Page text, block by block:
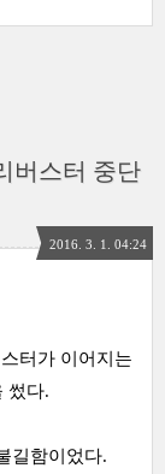
버스터 중단
2016. 3. 1. 04:24
터가 이어지는
썼다.
길함이었다.